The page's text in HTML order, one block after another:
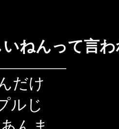
ねんって言わ
だけ
ルじ